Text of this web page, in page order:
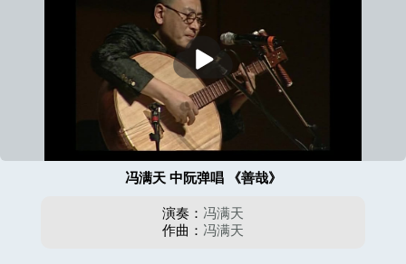
放
冯满天 中阮弹唱 《善哉》
演奏： 冯满天
作曲： 冯满天